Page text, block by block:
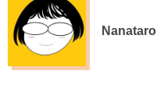
Nanataro